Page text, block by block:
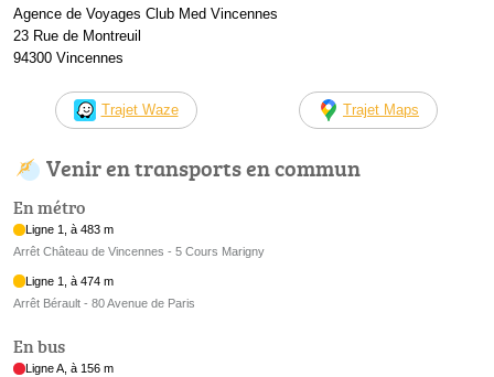
Agence de Voyages Club Med Vincennes
23 Rue de Montreuil
94300 Vincennes
Trajet Waze Trajet Maps
Venir en transports en commun
En métro
Ligne 1, à 483 m
Arrêt Château de Vincennes - 5 Cours Marigny
Ligne 1, à 474 m
Arrêt Bérault - 80 Avenue de Paris
En bus
Ligne A, à 156 m